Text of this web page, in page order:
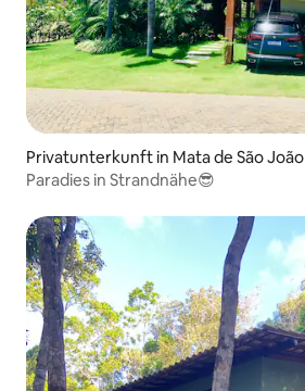
Privatunterkunft in Mata de São João
Paradies in Strandnähe😎